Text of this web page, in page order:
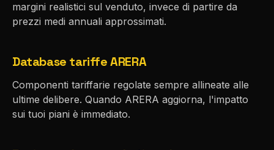
margini realistici sul venduto, invece di partire da
prezzi medi annuali approssimati.
Database tariffe ARERA
Componenti tariffarie regolate sempre allineate alle
ultime delibere. Quando ARERA aggiorna, l'impatto
sui tuoi piani è immediato.